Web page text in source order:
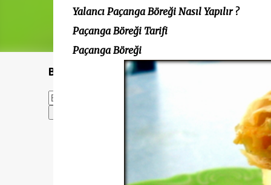
Bu Blogda Ara
Yalancı Paçanga Böreği Nasıl Yapılır ?
Paçanga Böreği Tarifi
Paçanga Böreği